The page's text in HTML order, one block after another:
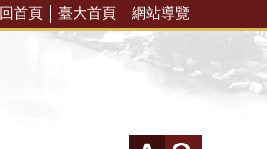
回首頁 臺大首頁 網站導覽